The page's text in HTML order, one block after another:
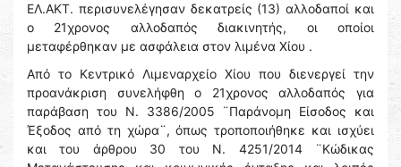
ΕΛ.ΑΚΤ. περισυνελέγησαν δεκατρείς (13) αλλοδαποί και
ο 21χρονος αλλοδαπός διακινητής, οι οποίοι
μεταφέρθηκαν με ασφάλεια στον λιμένα Χίου .
Από το Κεντρικό Λιμεναρχείο Χίου που διενεργεί την
προανάκριση συνελήφθη ο 21χρονος αλλοδαπός για
παράβαση του Ν. 3386/2005 ¨Παράνομη Είσοδος και
Έξοδος από τη χώρα¨, όπως τροποποιήθηκε και ισχύει
και του άρθρου 30 του Ν. 4251/2014 ¨Κώδικας